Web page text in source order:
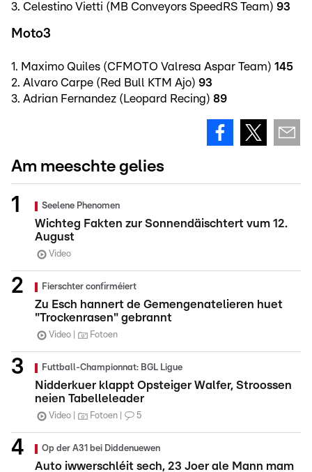
3. Celestino Vietti (MB Conveyors SpeedRS Team) 93
Moto3
1. Maximo Quiles (CFMOTO Valresa Aspar Team) 145
2. Alvaro Carpe (Red Bull KTM Ajo) 93
3. Adrian Fernandez (Leopard Recing) 89
Am meeschte gelies
Seelene Phenomen
Wichteg Fakten zur Sonnendäischtert vum 12.
August
Video
Fierschter confirméiert
Zu Esch hannert de Gemengenatelieren huet
"Trockenrasen" gebrannt
Video Fotoen
Futtball-Championnat: BGL Ligue
Nidderkuer klappt Opsteiger Walfer, Stroossen
neien Tabelleleader
Video Fotoen 5
Op der A31 bei Diddenuewen
Auto iwwerschléit sech, 23 Joer ale Mann mam